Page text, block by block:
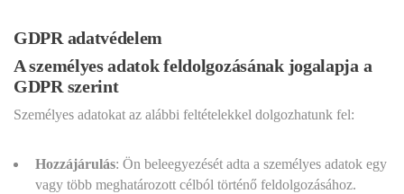
GDPR adatvédelem
A személyes adatok feldolgozásának jogalapja a
GDPR szerint
Személyes adatokat az alábbi feltételekkel dolgozhatunk fel:
Hozzájárulás: Ön beleegyezését adta a személyes adatok egy
vagy több meghatározott célból történő feldolgozásához.